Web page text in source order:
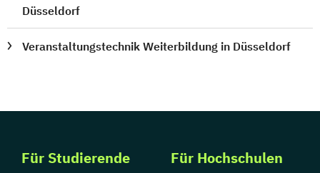
Düsseldorf
Veranstaltungstechnik Weiterbildung in Düsseldorf
Für Studierende Für Hochschulen